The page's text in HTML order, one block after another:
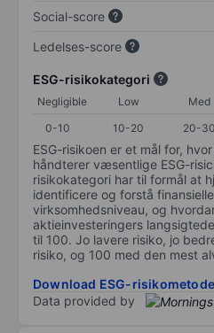
Social-score
Ledelses-score
ESG-risikokategori
Negligible Low Med
0-10
10-20 20-30
ESG-risikoen er et mål for,
håndterer væsentlige ESG-
risikokategori har til formål at
identificere og forstå
virksomhedsniveau, og
aktieinvesteringers
til 100. Jo lavere risiko, jo
risiko, og 100 med den mest
Download ESG-risikometode
Data provided by